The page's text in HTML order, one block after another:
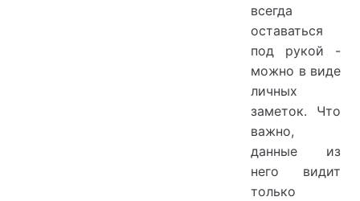
всегда
оставаться
под рукой -
можно в виде
личных
заметок. Что
важно,
данные из
него видит
только